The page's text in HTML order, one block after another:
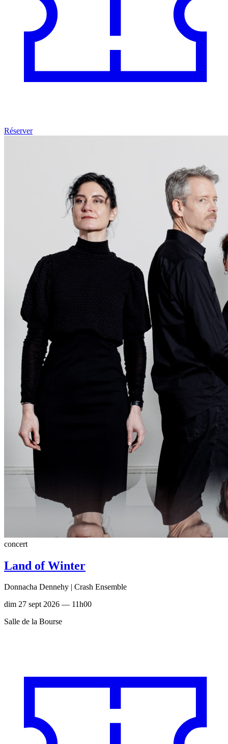
Réserver
concert
Land of Winter
Donnacha Dennehy | Crash Ensemble
dim 27 sept 2026 — 11h00
Salle de la Bourse